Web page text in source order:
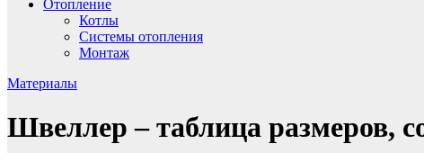
Отопление
Котлы
Системы отопления
Монтаж
Материалы
Швеллер – таблица размеров,